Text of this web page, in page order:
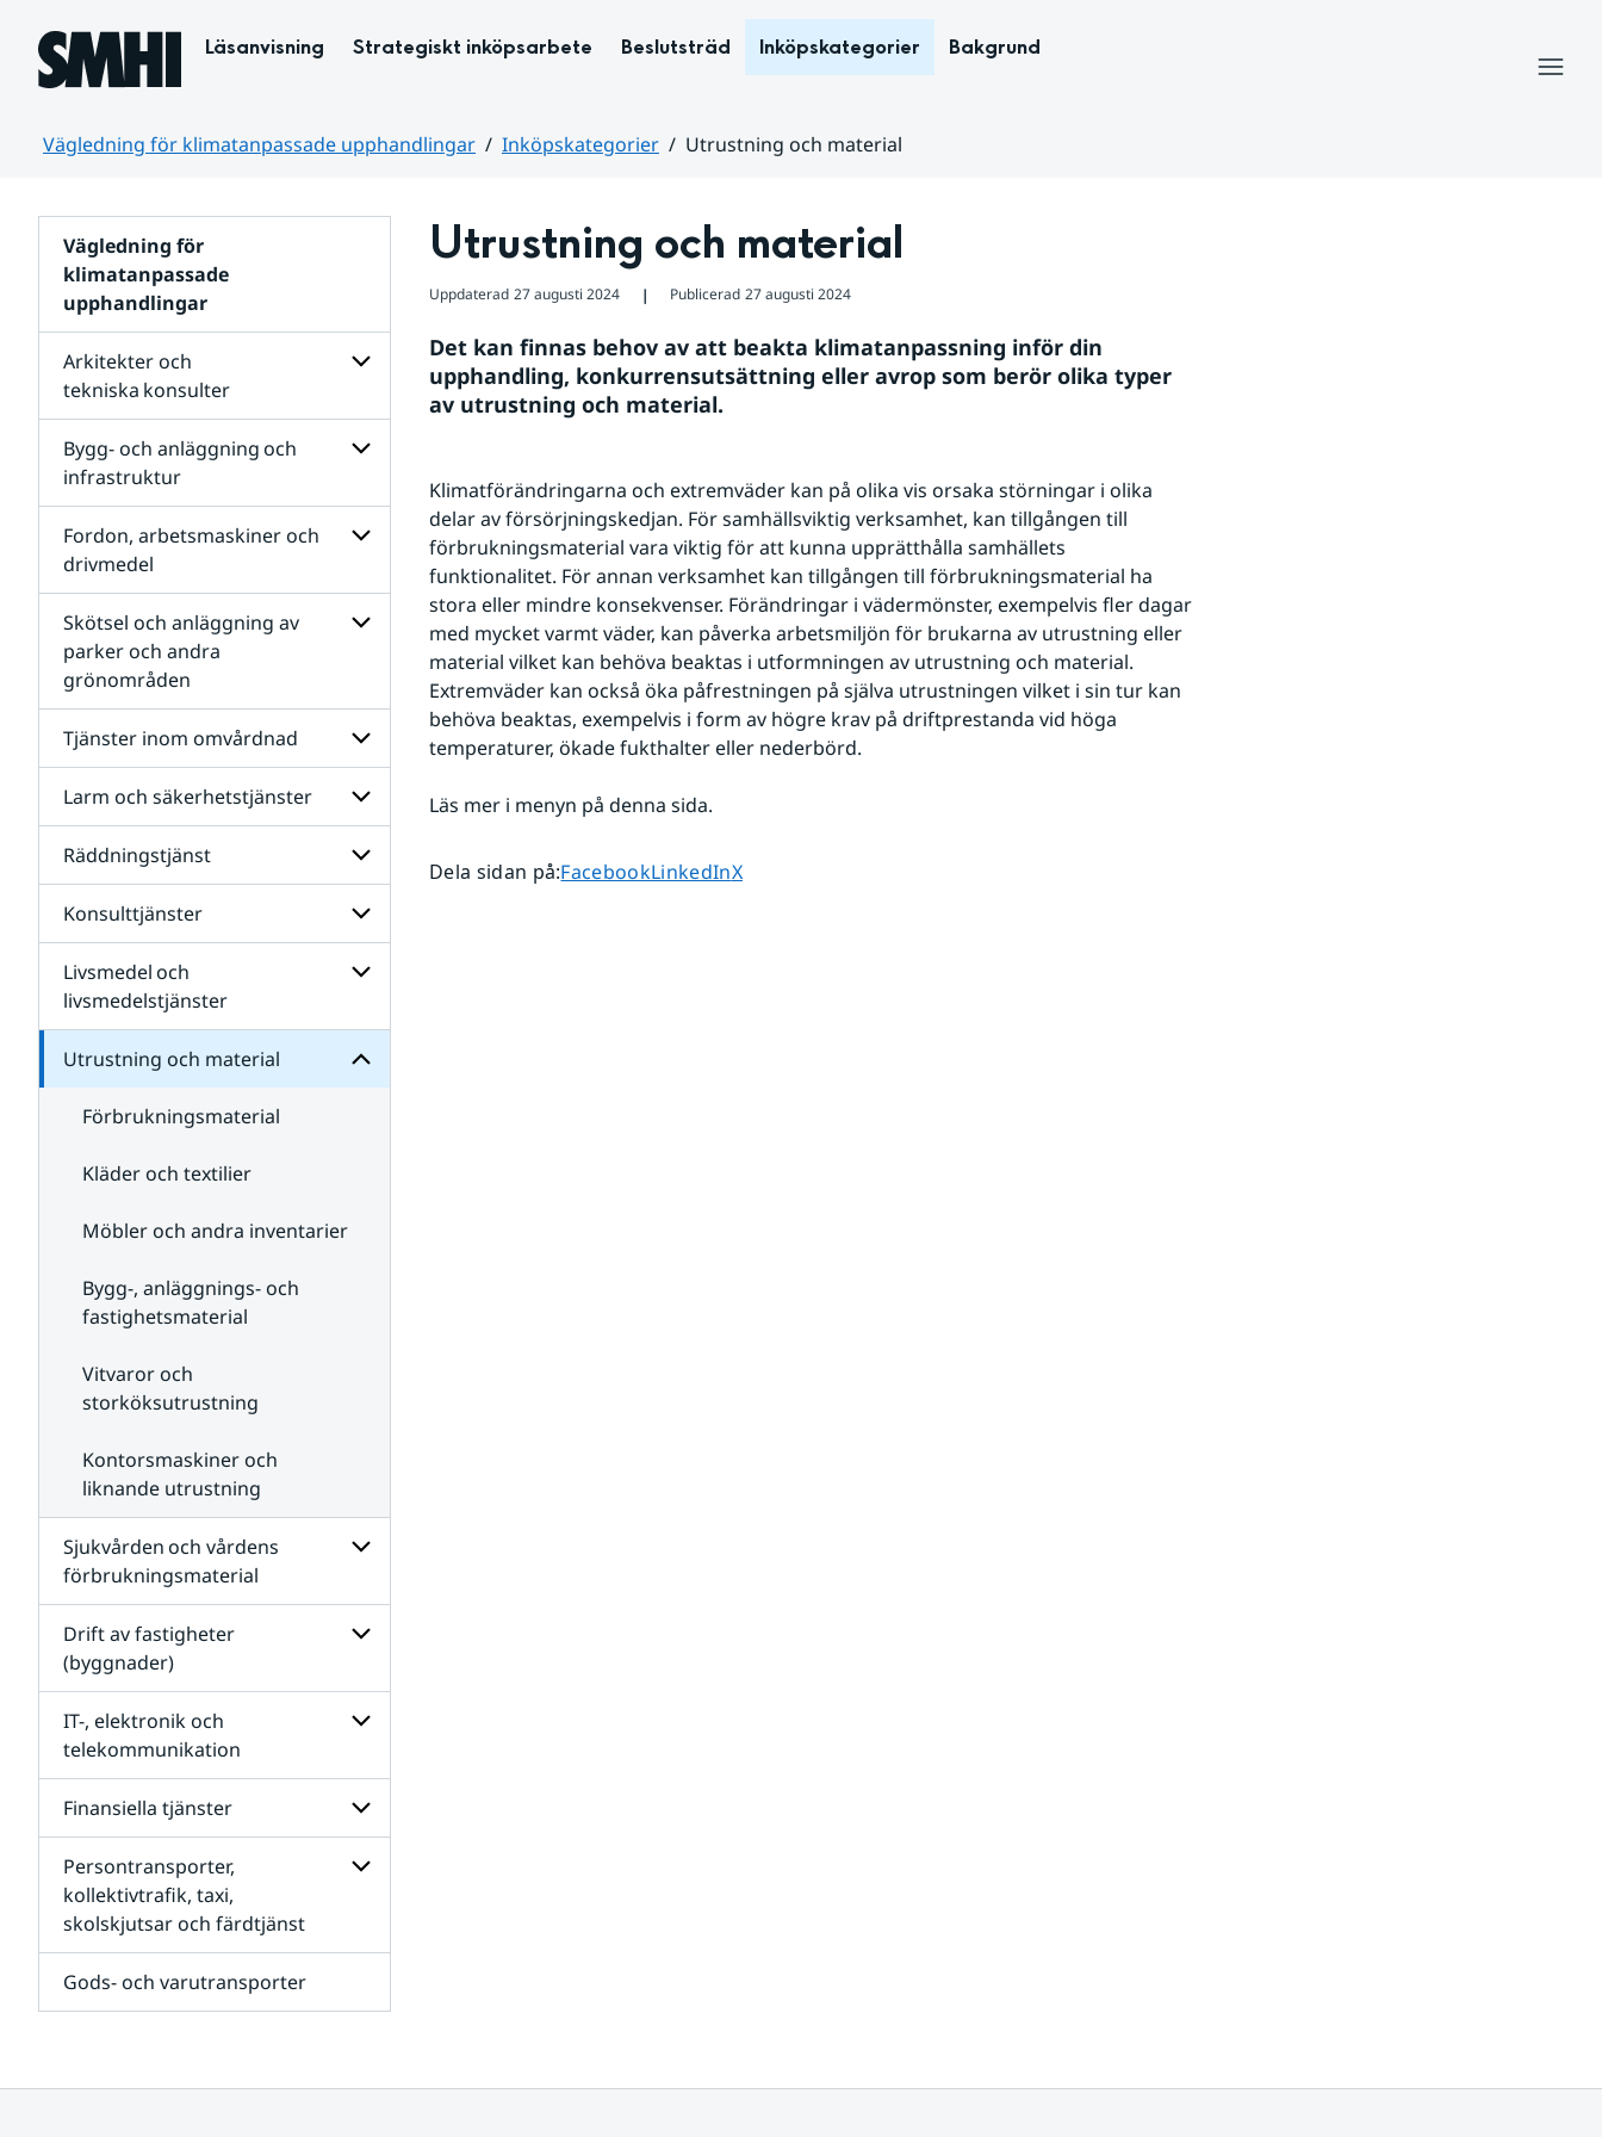
Hoppa till sidans innehåll
Läsanvisning Strategiskt inköpsarbete Beslutsträd Inköpskategorier Bakgrund
Vägledning för klimatanpassade upphandlingar Inköpskategorier
Utrustning och material
Vägledning för
klimatanpassade
upphandlingar
Arkitekter och
tekniska konsulter
Undersidor
för
tekniska konsulter
Bygg- och anläggning och
infrastruktur
Undersidor
för
anläggning och
infrastruktur
Fordon, arbetsmaskiner och
drivmedel
Undersidor
för
arbetsmaskiner
drivmedel
Skötsel och anläggning av
parker och andra
grönområden
Undersidor
för
Skötsel
och
anläggning
av
och
andra
grönområden
Tjänster inom omvårdnad
Undersidor
för
Tjänster
inom
omvårdnad
Larm och säkerhetstjänster
Undersidor
för
Larm
och
säkerhetstjänster
Räddningstjänst
Undersidor
för
Räddningstjänst
Konsulttjänster
Undersidor
Livsmedel och
livsmedelstjänster
Undersidor
för
Utrustning och material
för
Utrustning
material
Förbrukningsmaterial
Kläder och textilier
Möbler och andra inventarier
Bygg-, anläggnings- och
fastighetsmaterial
Vitvaror och
storköksutrustning
Kontorsmaskiner och
liknande utrustning
Sjukvården och vårdens
förbrukningsmaterial
Undersidor
för
förbrukningsmaterial
Drift av fastigheter
(byggnader)
Undersidor
för
fastigheter
(byggnader)
IT-, elektronik och
telekommunikation
Undersidor
för
och
Finansiella tjänster
Undersidor
Persontransporter,
kollektivtrafik, taxi,
skolskjutsar och färdtjänst
för
taxi,
Gods- och varutransporter
Utrustning och material
Uppdaterad 27 augusti 2024 ❘ Publicerad 27 augusti 2024
Det kan finnas behov av att beakta klimatanpassning inför din
upphandling, konkurrensutsättning eller avrop som berör olika typer
av utrustning och material.
Klimatförändringarna och extremväder kan på olika vis orsaka störningar i olika
delar av försörjningskedjan. För samhällsviktig verksamhet, kan tillgången till
förbrukningsmaterial vara viktig för att kunna upprätthålla samhällets
funktionalitet. För annan verksamhet kan tillgången till förbrukningsmaterial ha
stora eller mindre konsekvenser. Förändringar i vädermönster, exempelvis fler dagar
med mycket varmt väder, kan påverka arbetsmiljön för brukarna av utrustning eller
material vilket kan behöva beaktas i utformningen av utrustning och material.
Extremväder kan också öka påfrestningen på själva utrustningen vilket i sin tur kan
behöva beaktas, exempelvis i form av högre krav på driftprestanda vid höga
temperaturer, ökade fukthalter eller nederbörd.
Läs mer i menyn på denna sida.
Dela sidan på:Dela sidan på
FacebookDela sidan på
LinkedInDela sidan på
X